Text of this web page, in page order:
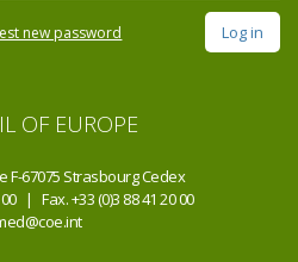
new password
OF EUROPE
F-67075 Strasbourg Cedex
00 | Fax. +33 (0)3 88 41 20 00